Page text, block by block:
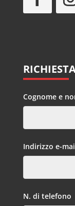
Cognome e
Indirizzo e-
N. di telefono